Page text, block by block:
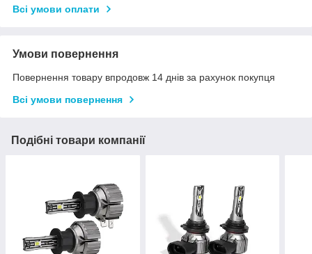
Всі умови оплати
Умови повернення
Повернення товару впродовж 14 днів за рахунок покупця
Всі умови повернення
Подібні товари компанії